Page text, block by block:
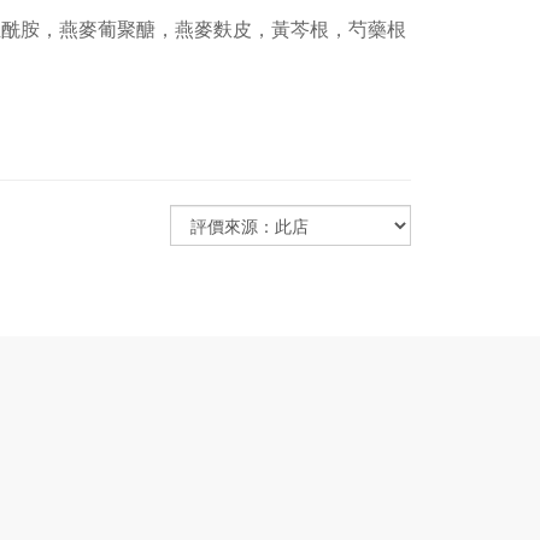
胺，燕麥葡聚醣，燕麥麩皮，黃芩根，芍藥根